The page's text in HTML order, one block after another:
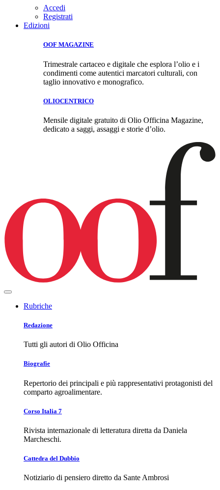
Accedi
Registrati
Edizioni
OOF MAGAZINE
Trimestrale cartaceo e digitale che esplora l’olio e i
condimenti come autentici marcatori culturali, con
taglio innovativo e monografico.
OLIOCENTRICO
Mensile digitale gratuito di Olio Officina Magazine,
dedicato a saggi, assaggi e storie d’olio.
Rubriche
Redazione
Tutti gli autori di Olio Officina
Biografie
Repertorio dei principali e più rappresentativi protagonisti del
comparto agroalimentare.
Corso Italia 7
Rivista internazionale di letteratura diretta da Daniela
Marcheschi.
Cattedra del Dubbio
Notiziario di pensiero diretto da Sante Ambrosi